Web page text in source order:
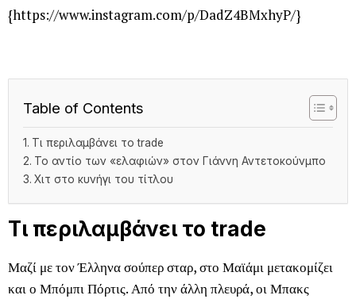
{https://www.instagram.com/p/DadZ4BMxhyP/}
Table of Contents
Τι περιλαμβάνει το trade
Το αντίο των «ελαφιών» στον Γιάννη Αντετοκούνμπο
Χιτ στο κυνήγι του τίτλου
Τι περιλαμβάνει το trade
Μαζί με τον Έλληνα σούπερ σταρ, στο Μαϊάμι μετακομίζει
και ο Μπόμπι Πόρτις. Από την άλλη πλευρά, οι Μπακς